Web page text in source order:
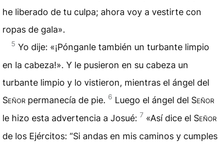
he liberado de tu culpa; ahora voy a vestirte con
ropas de gala».
5 Yo dije: «¡Pónganle también un turbante limpio
en la cabeza!». Y le pusieron en su cabeza un
turbante limpio y lo vistieron, mientras el ángel del
Señor permanecía de pie. 6 Luego el ángel del Señor
le hizo esta advertencia a Josué: 7 «Así dice el Señor
de los Ejércitos: “Si andas en mis caminos y cumples